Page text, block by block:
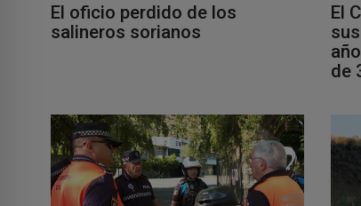
El oficio perdido de los
salineros sorianos
El
de